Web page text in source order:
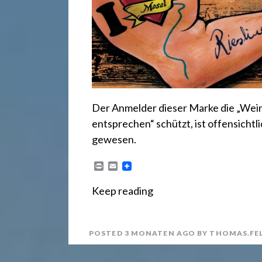
Der Anmelder dieser Marke die
entsprechen“ schützt, ist
gewesen.
n
E
i
Keep reading
POSTED 3 MONATEN AGO BY